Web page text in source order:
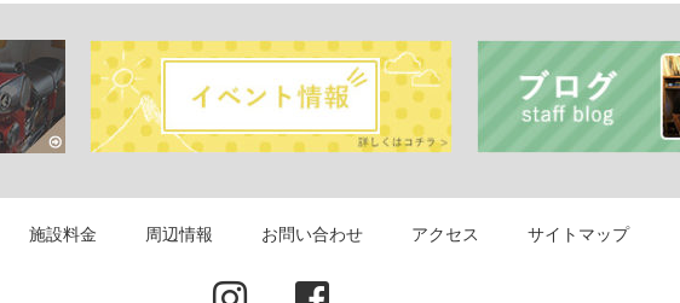
施設料金 周辺情報 お問い合わせ アクセス サイトマップ